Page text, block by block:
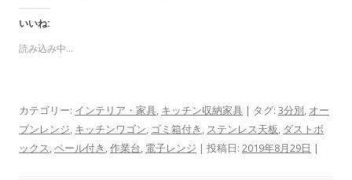
いいね:
読み込み中...
カテゴリー: インテリア・家具, キッチン収納家具 | タグ: 3分別, オー
ブンレンジ, キッチンワゴン, ゴミ箱付き , ステンレス天板, ダストボ
ックス,ペール付き ,作業台, 電子レンジ | 投稿日: 2019年8月29日 |